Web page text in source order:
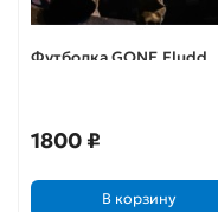
Футболка GONE.Fludd
1800 ₽
В корзину